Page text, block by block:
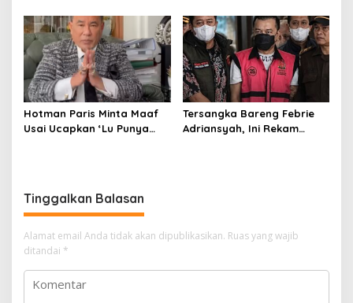
pada 2027
Menuju Indonesia Emas
Hotman Paris Minta Maaf
Usai Ucapkan ‘Lu Punya
Tersangka Bareng Febrie
Adriansyah, Ini Rekam
Tinggalkan Balasan
Alamat email Anda tidak akan dipublikasikan. Ruas yang wajib
ditandai *